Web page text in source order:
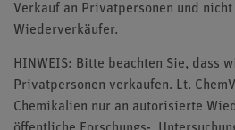
Verkauf an Privatpersonen und
Wiederverkäufer.
HINWEIS: Bitte beachten Sie, dass
Privatpersonen verkaufen. Lt.
Chemikalien nur an autorisierte